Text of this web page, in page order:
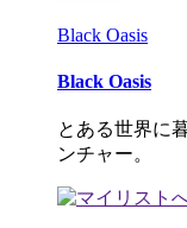
Black Oasis
Black Oasis
とある世界に
ンチャー。